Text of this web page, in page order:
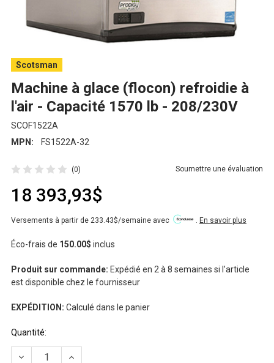
Scotsman
Machine à glace (flocon) refroidie à
l'air - Capacité 1570 lb - 208/230V
SCOF1522A
MPN:
FS1522A-32
(0) Soumettre une évaluation
18 393,93$
Versements à partir de 233.43$/semaine avec . En savoir plus
Éco-frais de 150.00$ inclus
Produit sur commande: Expédié en 2 à 8 semaines si l’article
est disponible chez le fournisseur
EXPÉDITION: Calculé dans le panier
Stock
disponible:
Quantité:
RÉDUIRE LA QUANTITÉ DE MACHINE À GLACE
AUGMENTER LA QUANTITÉ DE MACHINE À